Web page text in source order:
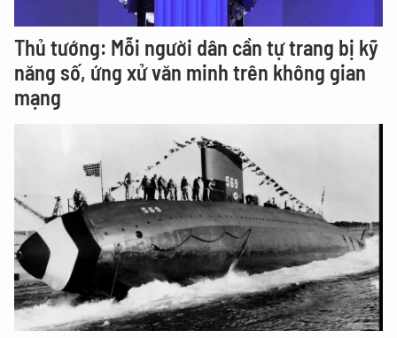
Thủ tướng: Mỗi người dân cần tự trang bị kỹ
năng số, ứng xử văn minh trên không gian
mạng